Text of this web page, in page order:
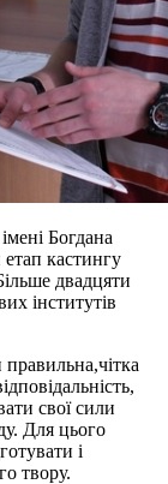
Богдана
кастингу
двадцяти
інститутів
свої сили
Для цього
і
твору.